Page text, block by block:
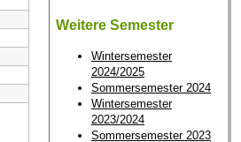
Weitere Semester
Wintersemester
2024/2025
Sommersemester 2024
Wintersemester
2023/2024
Sommersemester 2023